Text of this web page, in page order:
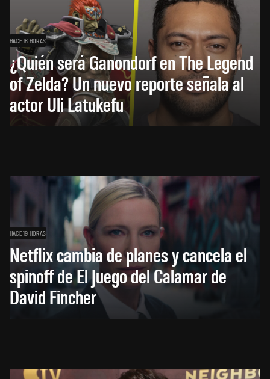
HACE 18 HORAS
¿Quién será Ganondorf en The Legend
of Zelda? Un nuevo reporte señala al
actor Uli Latukefu
HACE 19 HORAS
Netflix cambia de planes y cancela el
spinoff de El Juego del Calamar de
David Fincher